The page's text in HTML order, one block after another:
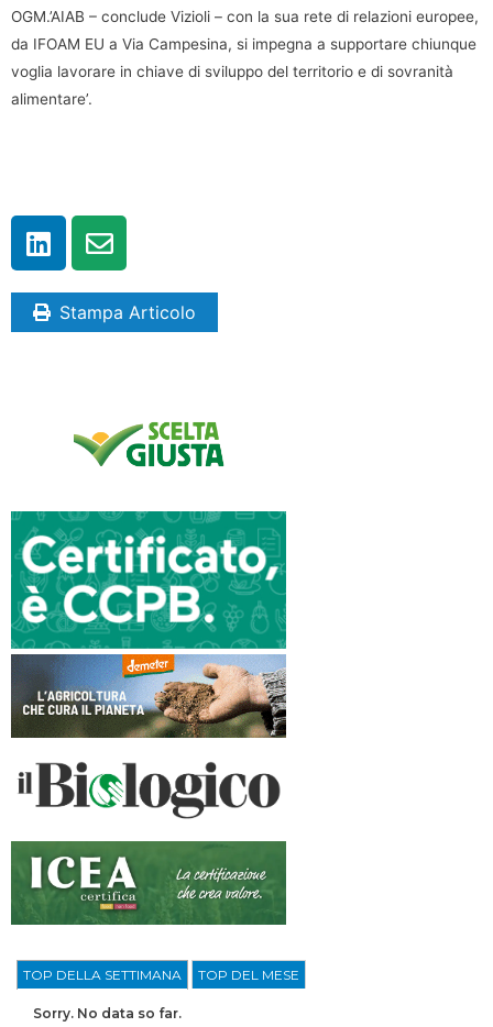
OGM.’AIAB – conclude Vizioli – con la sua rete di relazioni europee,
da IFOAM EU a Via Campesina, si impegna a supportare chiunque
voglia lavorare in chiave di sviluppo del territorio e di sovranità
alimentare’.
Stampa Articolo
TOP DELLA SETTIMANA TOP DEL MESE
Sorry. No data so far.